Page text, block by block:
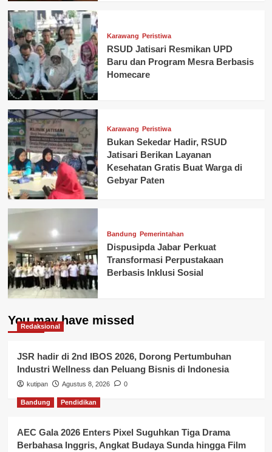
Karawang Peristiwa
RSUD Jatisari Resmikan UPD
Baru dan Program Mesra Berbasis
Homecare
Karawang Peristiwa
Bukan Sekedar Hadir, RSUD
Jatisari Berikan Layanan
Kesehatan Gratis Buat Warga di
Gebyar Paten
Bandung Pemerintahan
Dispusipda Jabar Perkuat
Transformasi Perpustakaan
Berbasis Inklusi Sosial
You may have missed
Redaksional
JSR hadir di 2nd IBOS 2026, Dorong Pertumbuhan
Industri Wellness dan Peluang Bisnis di Indonesia
kutipan Agustus 8, 2026 0
Bandung Pendidikan
AEC Gala 2026 Enters Pixel Suguhkan Tiga Drama
Berbahasa Inggris, Angkat Budaya Sunda hingga Film